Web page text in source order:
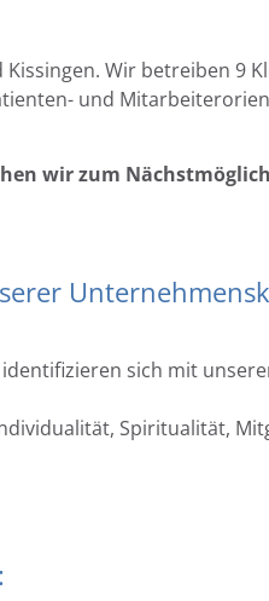
Wir betreiben 9
und
wir zum
sich mit
Spiritualität,